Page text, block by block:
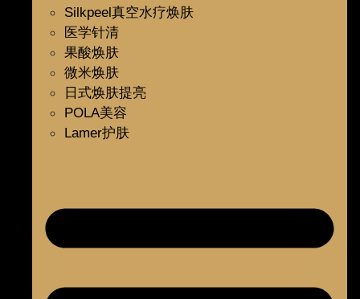
Silkpeel真空水疗焕肤
医学针清
果酸焕肤
微米焕肤
日式焕肤提亮
POLA美容
Lamer护肤